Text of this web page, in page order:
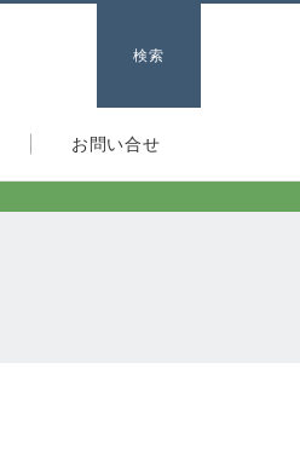
検索
お問い合せ